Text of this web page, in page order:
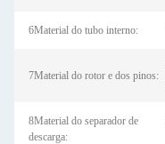
6Material do tubo interno:
7Material do rotor e dos pinos:
8Material do separador de
descarga: